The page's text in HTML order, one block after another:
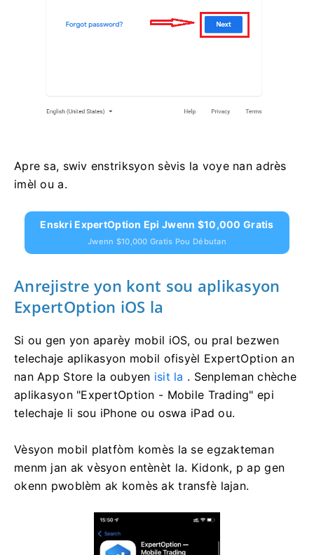
Apre sa, swiv enstriksyon sèvis la voye nan adrès
imèl ou a.
Enskri ExpertOption Epi Jwenn $10,000 Gratis
Jwenn $10,000 Gratis Pou Débutan
Anrejistre yon kont sou aplikasyon
ExpertOption iOS la
Si ou gen yon aparèy mobil iOS, ou pral bezwen
telechaje aplikasyon mobil ofisyèl ExpertOption an
nan App Store la oubyen isit la . Senpleman chèche
aplikasyon "ExpertOption - Mobile Trading" epi
telechaje li sou iPhone ou oswa iPad ou.
Vèsyon mobil platfòm komès la se egzakteman
menm jan ak vèsyon entènèt la. Kidonk, p ap gen
okenn pwoblèm ak komès ak transfè lajan.